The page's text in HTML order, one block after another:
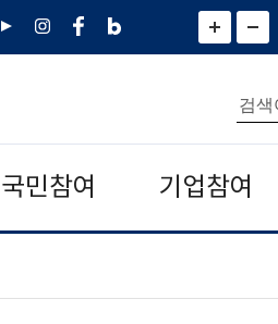
유
인
페
네
그
)
화
면
면
소
통
합
검
색
국민참여 기업참여